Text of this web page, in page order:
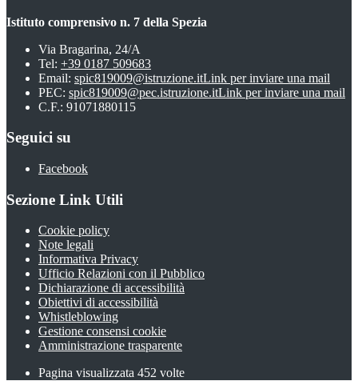
Istituto comprensivo n. 7 della Spezia
Via Bragarina, 24/A
Tel: +39 0187 509683
Email: spic819009@istruzione.itLink per inviare una mail
PEC: spic819009@pec.istruzione.itLink per inviare una mail
C.F.: 91071880115
Seguici su
Facebook
Sezione Link Utili
Cookie policy
Note legali
Informativa Privacy
Ufficio Relazioni con il Pubblico
Dichiarazione di accessibilità
Obiettivi di accessibilità
Whistleblowing
Gestione consensi cookie
Amministrazione trasparente
Pagina visualizzata 452 volte